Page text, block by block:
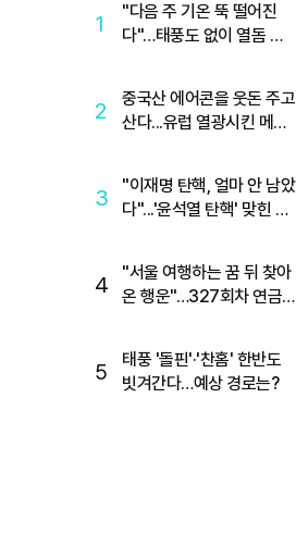
1
"다음 주 기온 뚝 떨어진
다"…태풍도 없이 열돔 박
2
중국산 에어콘을 웃돈 주고
산다...유럽 열광시킨 메이
3
"이재명 탄핵, 얼마 안 남았
다"...'윤석열 탄핵' 맞힌 무
4
"서울 여행하는 꿈 뒤 찾아
온 행운"…327회차 연금
5
태풍 '돌핀'·'찬홈' 한반도
빗겨간다…예상 경로는?